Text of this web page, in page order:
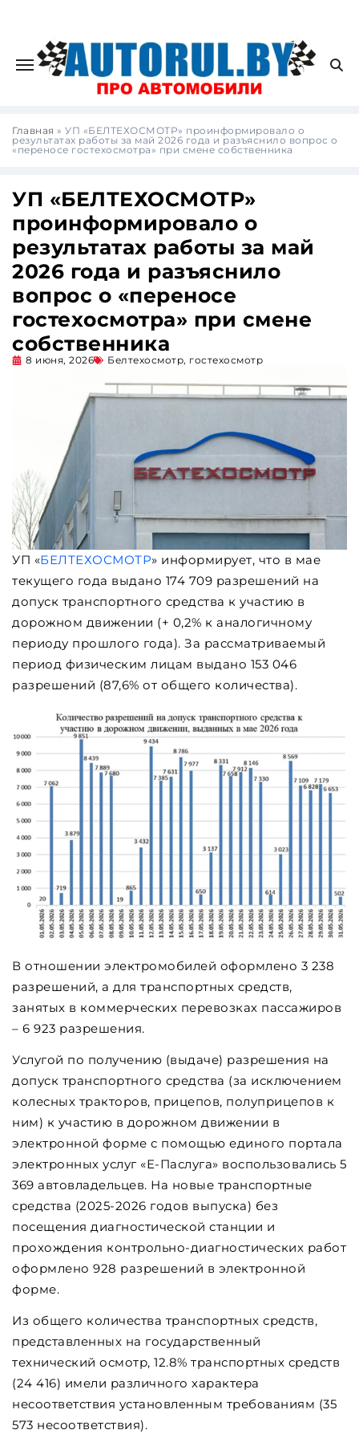
Главная » УП «БЕЛТЕХОСМОТР» проинформировало о
результатах работы за май 2026 года и разъяснило вопрос о
«переносе гостехосмотра» при смене собственника
УП «БЕЛТЕХОСМОТР»
проинформировало о
результатах работы за май
2026 года и разъяснило
вопрос о «переносе
гостехосмотра» при смене
собственника
8 июня, 2026 Белтехосмотр, гостехосмотр
УП «БЕЛТЕХОСМОТР» информирует, что в мае
текущего года выдано 174 709 разрешений на
допуск транспортного средства к участию в
дорожном движении (+ 0,2% к аналогичному
периоду прошлого года). За рассматриваемый
период физическим лицам выдано 153 046
разрешений (87,6% от общего количества).
В отношении электромобилей оформлено 3 238
разрешений, а для транспортных средств,
занятых в коммерческих перевозках пассажиров
– 6 923 разрешения.
Услугой по получению (выдаче) разрешения на
допуск транспортного средства (за исключением
колесных тракторов, прицепов, полуприцепов к
ним) к участию в дорожном движении в
электронной форме с помощью единого портала
электронных услуг «Е-Паслуга» воспользовались 5
369 автовладельцев. На новые транспортные
средства (2025-2026 годов выпуска) без
посещения диагностической станции и
прохождения контрольно-диагностических работ
оформлено 928 разрешений в электронной
форме.
Из общего количества транспортных средств,
представленных на государственный
технический осмотр, 12.8% транспортных средств
(24 416) имели различного характера
несоответствия установленным требованиям (35
573 несоответствия).